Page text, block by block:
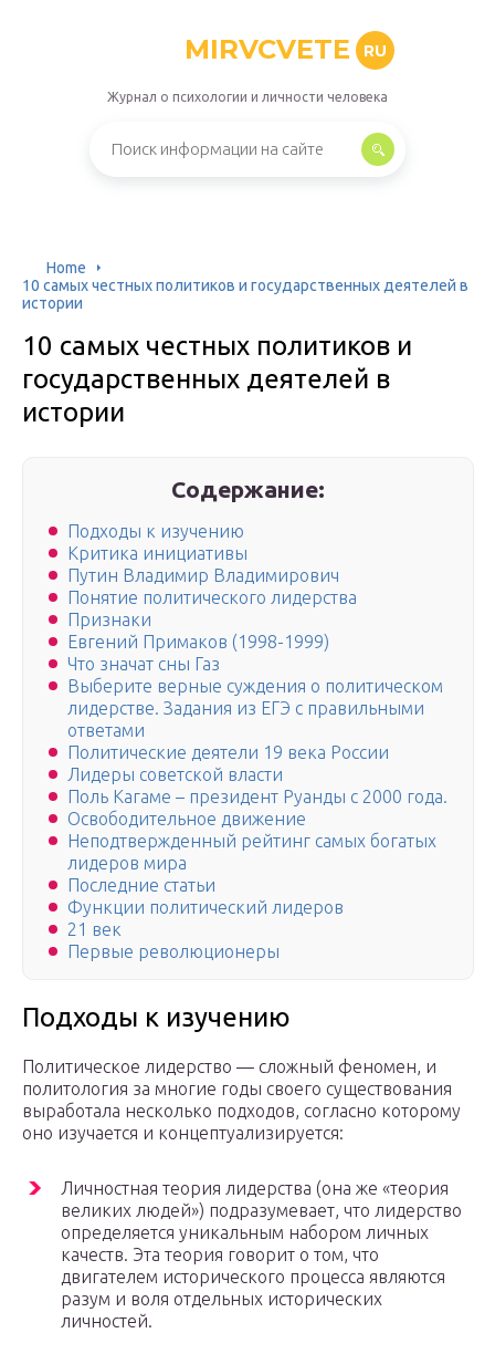
MIRVCVETE RU
Журнал о психологии и личности человека
Home
10 самых честных политиков и государственных деятелей в
истории
10 самых честных политиков и
государственных деятелей в
истории
Содержание:
Подходы к изучению
Критика инициативы
Путин Владимир Владимирович
Понятие политического лидерства
Признаки
Евгений Примаков (1998-1999)
Что значат сны Газ
Выберите верные суждения о политическом
лидерстве. Задания из ЕГЭ с правильными
ответами
Политические деятели 19 века России
Лидеры советской власти
Поль Кагаме – президент Руанды с 2000 года.
Освободительное движение
Неподтвержденный рейтинг самых богатых
лидеров мира
Последние статьи
Функции политический лидеров
21 век
Первые революционеры
Подходы к изучению
Политическое лидерство — сложный феномен, и
политология за многие годы своего существования
выработала несколько подходов, согласно которому
оно изучается и концептуализируется:
Личностная теория лидерства (она же «теория
великих людей») подразумевает, что лидерство
определяется уникальным набором личных
качеств. Эта теория говорит о том, что
двигателем исторического процесса являются
разум и воля отдельных исторических
личностей.